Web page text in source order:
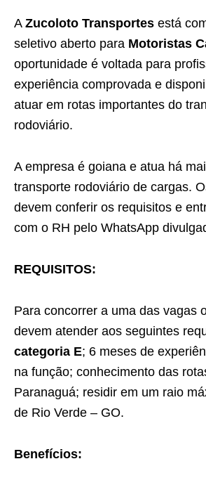
A Zucoloto Transportes está
seletivo aberto para Motoristas
oportunidade é voltada para
experiência comprovada e
atuar em rotas importantes do
rodoviário.
A empresa é goiana e atua há
transporte rodoviário de cargas.
devem conferir os requisitos e
com o RH pelo WhatsApp
REQUISITOS:
Para concorrer a uma das vagas
devem atender aos seguintes
categoria E; 6 meses de
na função; conhecimento das
Paranaguá; residir em um raio
de Rio Verde – GO.
Benefícios: